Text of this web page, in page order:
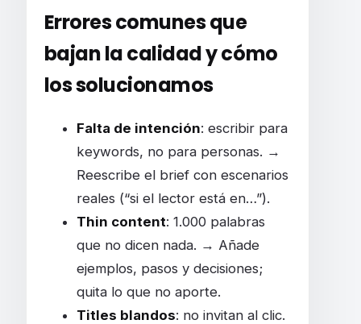
Errores comunes que
bajan la calidad y cómo
los solucionamos
Falta de intención: escribir para
keywords, no para personas. →
Reescribe el brief con escenarios
reales (“si el lector está en…”).
Thin content: 1.000 palabras
que no dicen nada. → Añade
ejemplos, pasos y decisiones;
quita lo que no aporte.
Titles blandos: no invitan al clic.